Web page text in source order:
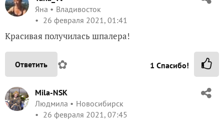
Яна
Владивосток
26 февраля 2021, 01:41
Красивая получилась шпалера!
Ответить ✿ 1 Спасибо!
Mila-NSK
Людмила
Новосибирск
26 февраля 2021, 07:45